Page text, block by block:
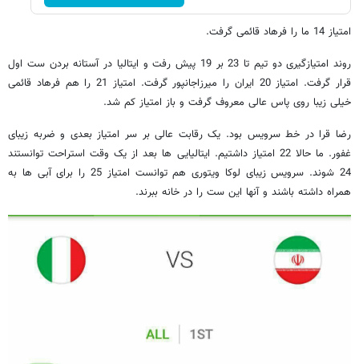
امتیاز 14 ما را فرهاد قائمی گرفت.
روند امتیازگیری دو تیم تا 23 بر 19 پیش رفت و ایتالیا در آستانه بردن ست اول
قرار گرفت. امتیاز 20 ایران را میرزاجانپور گرفت. امتیاز 21 را هم فرهاد قائمی
خیلی زیبا روی پاس عالی معروف گرفت و باز امتیاز کم شد.
رضا قرا در خط سرویس بود. یک رقابت عالی بر سر امتیاز بعدی و ضربه زیبای
غفور. ما حالا 22 امتیاز داشتیم. ایتالیایی ها بعد از یک وقت استراحت توانستند
24 شوند. سرویس زیبای لوکا ویتوری هم توانست امتیاز 25 را برای آبی ها به
همراه داشته باشند و آنها این ست را در خانه ببرند.